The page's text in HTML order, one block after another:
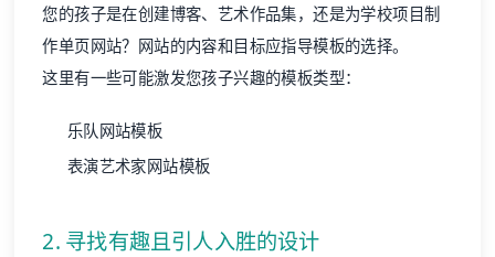
您的孩子是在创建博客、艺术作品集，还是为学校项目制
作单页网站？网站的内容和目标应指导模板的选择。
这里有一些可能激发您孩子兴趣的模板类型：
乐队 网站模板
表演艺术家网站模板
2. 寻找有趣且引人入胜的设计